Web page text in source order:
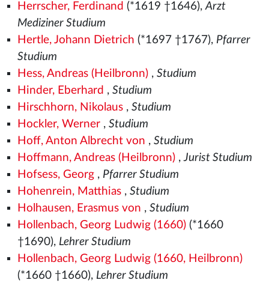
Herrscher, Ferdinand (*1619 †1646),Arzt
Mediziner Studium
Hertle, Johann Dietrich (*1697 †1767), Pfarrer
Studium
Hess, Andreas (Heilbronn), Studium
Hinder, Eberhard , Studium
Hirschhorn, Nikolaus, Studium
Hockler, Werner, Studium
Hoff, Anton Albrecht von , Studium
Hoffmann, Andreas (Heilbronn),Jurist Studium
Hofsess, Georg, Pfarrer Studium
Hohenrein, Matthias, Studium
Holhausen, Erasmus von , Studium
Hollenbach, Georg Ludwig (1660)(*1660
†1690), Lehrer Studium
Hollenbach, Georg Ludwig (1660, Heilbronn)
(*1660 †1660), Lehrer Studium